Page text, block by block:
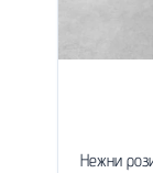
Нежни